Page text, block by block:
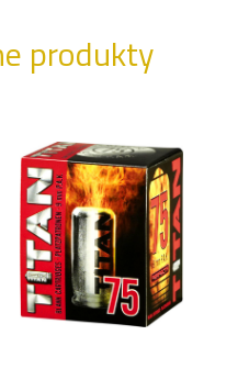
produkty